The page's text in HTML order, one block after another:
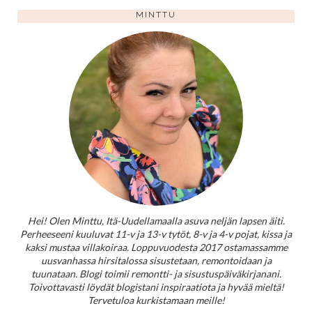
MINTTU
Hei! Olen Minttu, Itä-Uudellamaalla asuva neljän lapsen äiti.
Perheeseeni kuuluvat 11-v ja 13-v tytöt, 8-v ja 4-v pojat, kissa ja
kaksi mustaa villakoiraa. Loppuvuodesta 2017 ostamassamme
uusvanhassa hirsitalossa sisustetaan, remontoidaan ja
tuunataan. Blogi toimii remontti- ja sisustuspäiväkirjanani.
Toivottavasti löydät blogistani inspiraatiota ja hyvää mieltä!
Tervetuloa kurkistamaan meille!